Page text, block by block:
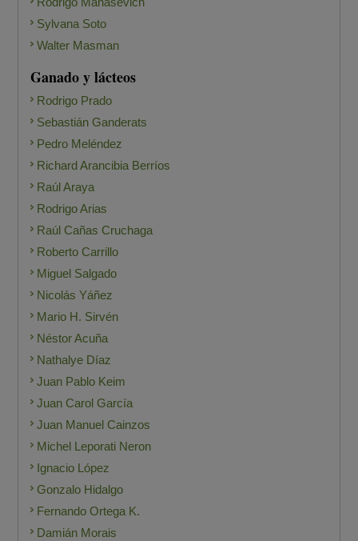
Sylvana Soto
Walter Masman
Ganado y lácteos
Rodrigo Prado
Sebastián Ganderats
Pedro Meléndez
Richard Arancibia Berríos
Raúl Araya
Rodrigo Arias
Raúl Cañas Cruchaga
Roberto Carrillo
Miguel Salgado
Nicolás Yáñez
Mario H. Sirvén
Néstor Acuña
Nathalye Díaz
Juan Pablo Keim
Juan Carol García
Juan Manuel Cainzos
Michel Leporati Neron
Ignacio López
Gonzalo Hidalgo
Fernando Ortega K.
Damián Morais